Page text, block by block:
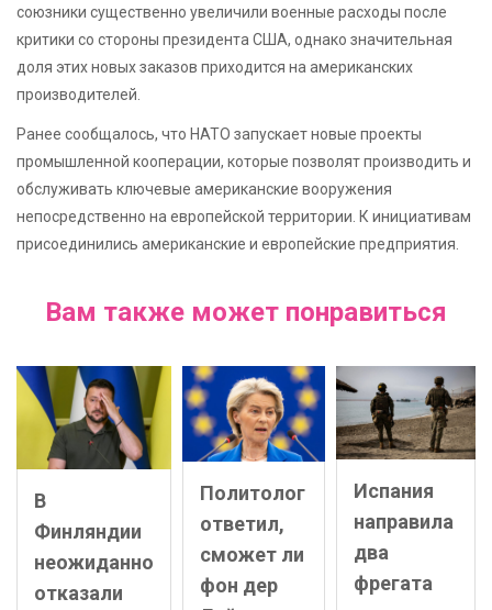
союзники существенно увеличили военные расходы после
критики со стороны президента США, однако значительная
доля этих новых заказов приходится на американских
производителей.
Ранее сообщалось, что НАТО запускает новые проекты
промышленной кооперации, которые позволят производить и
обслуживать ключевые американские вооружения
непосредственно на европейской территории. К инициативам
присоединились американские и европейские предприятия.
Вам также может понравиться
В
Финляндии
неожиданно
отказали
Политолог
ответил,
сможет ли
фон дер
Испания
направила
два
фрегата